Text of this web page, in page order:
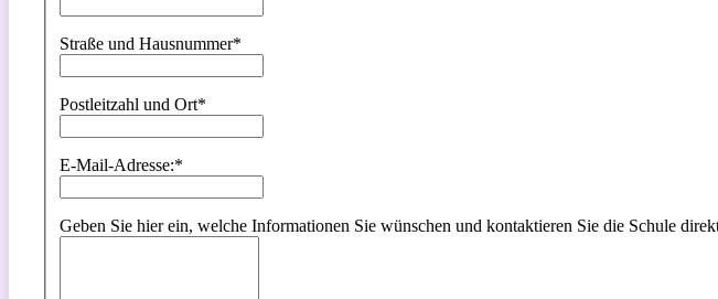
Straße und Hausnummer*
Postleitzahl und Ort*
E-Mail-Adresse:*
Geben Sie hier ein, welche Informationen Sie wünschen und kontaktieren Sie die Schule